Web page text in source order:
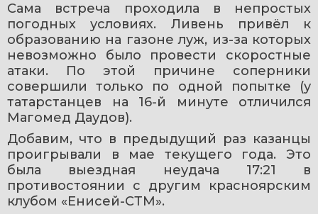
Сама встреча проходила в непростых
погодных условиях. Ливень привёл к
образованию на газоне луж, из-за которых
невозможно было провести скоростные
атаки. По этой причине соперники
совершили только по одной попытке (у
татарстанцев на 16-й минуте отличился
Магомед Даудов).
Добавим, что в предыдущий раз казанцы
проигрывали в мае текущего года. Это
была выездная неудача 17:21 в
противостоянии с другим красноярским
клубом «Енисей-СТМ».